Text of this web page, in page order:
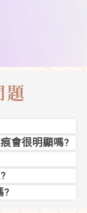
題
會很明顯嗎?
?